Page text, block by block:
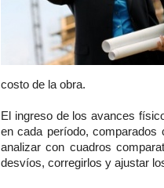
costo de la obra.
El ingreso de los avances
en cada período, comparados
analizar con cuadros
desvíos, corregirlos y ajustar